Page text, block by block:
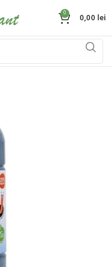
0 0,00 lei